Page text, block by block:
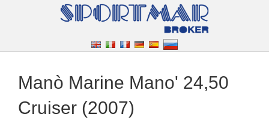
Manò Marine Mano' 24,50
Cruiser (2007)